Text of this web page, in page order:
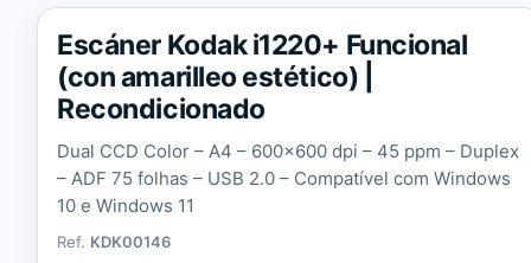
Escáner Kodak i1220+ Funcional
(con amarilleo estético) |
Recondicionado
Dual CCD Color – A4 – 600×600 dpi – 45 ppm – Duplex
– ADF 75 folhas – USB 2.0 – Compatível com Windows
10 e Windows 11
Ref. KDK00146